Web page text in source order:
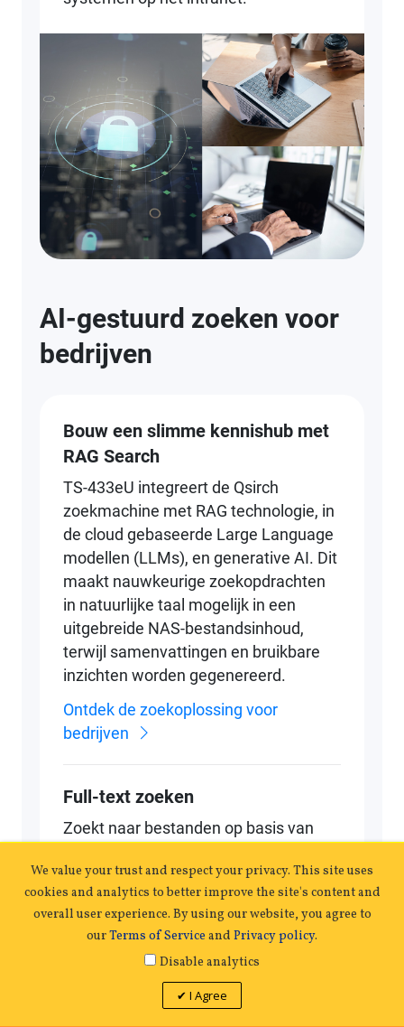
TS-433eU
Speciale prijs
€ 677,11 Normale prijs
VOEG TOE AAN WINKELWAGENTJE
We value your trust and respect your privacy. This site uses
cookies and analytics to better improve the site's content and
overall user experience. By using our website, you agree to
ourTerms of Service and Privacy policy.
Disable analytics
I Agree